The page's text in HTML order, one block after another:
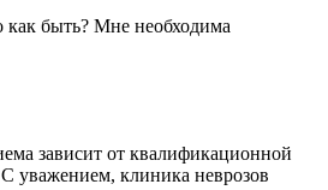
как быть? Мне необходима
зависит от квалификационной
уважением, клиника неврозов